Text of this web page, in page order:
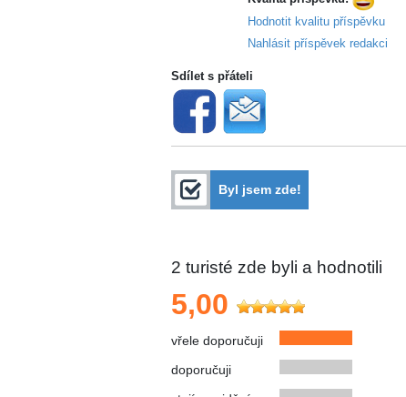
Hodnotit kvalitu příspěvku
Nahlásit příspěvek redakci
Sdílet s přáteli
Byl jsem zde!
2 turisté zde byli a hodnotili
5,00
vřele doporučuji
doporučuji